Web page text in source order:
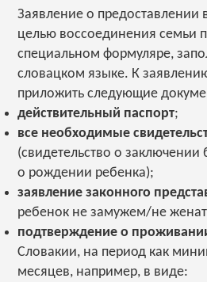
Заявление о предоставлении
целью воссоединения семьи
специальном формуляре,
словацком языке. К
приложить следующие
действительный паспорт;
все необходимые
(свидетельство о заключении
о рождении ребенка);
заявление законного
ребенок не замужем/не
подтверждение о
Словакии, на период как
месяцев, например, в виде: